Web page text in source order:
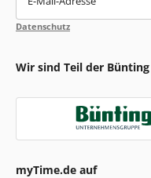
Datenschutz
Wir sind Teil der
myTime.de auf